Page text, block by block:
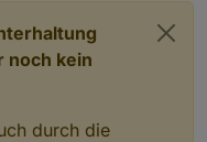
noch kein
durch die